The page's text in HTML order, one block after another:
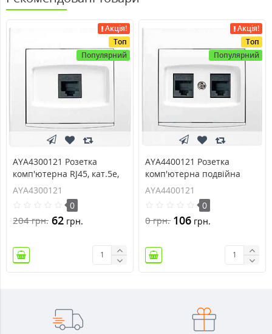
Акція!
Топ
Популярний
AYA4300121 Розетка
комп'ютерна RJ45, кат.5e,
125 МГц, UTP серії Anya
AYA4300121
0
204грн. 62 грн.
Акція!
Топ
Популярний
AYA4400121 Розетка
комп'ютерна подвійна
RJ45, кат.5e, 125 МГц, UTP
AYA4400121
0
0грн. 106 грн.